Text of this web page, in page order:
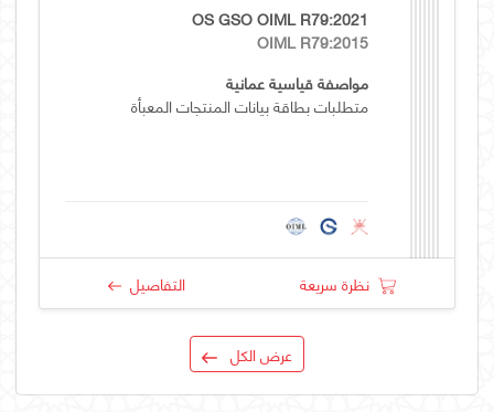
OS GSO OIML R79:2021
OIML R79:2015
مواصفة قياسية عمانية
متطلبات بطاقة بيانات المنتجات المعبأة
نظرة سريعة التفاصيل
عرض الكل